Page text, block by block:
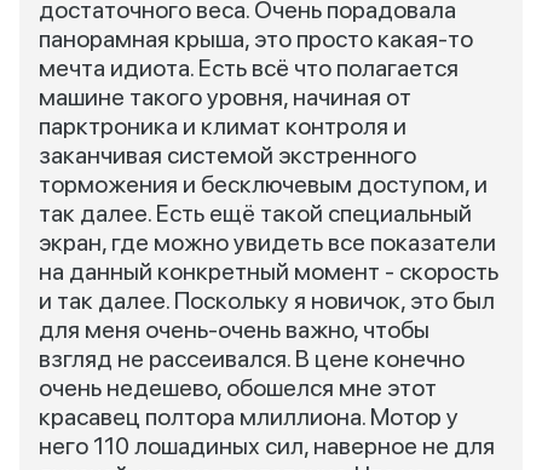
достаточного веса. Очень порадовала
панорамная крыша, это просто какая-то
мечта идиота. Есть всё что полагается
машине такого уровня, начиная от
парктроника и климат контроля и
заканчивая системой экстренного
торможения и бесключевым доступом, и
так далее. Есть ещё такой специальный
экран, где можно увидеть все показатели
на данный конкретный момент - скорость
и так далее. Поскольку я новичок, это был
для меня очень-очень важно, чтобы
взгляд не рассеивался. В цене конечно
очень недешево, обошелся мне этот
красавец полтора млиллиона. Мотор у
него 110 лошадиных сил, наверное не для